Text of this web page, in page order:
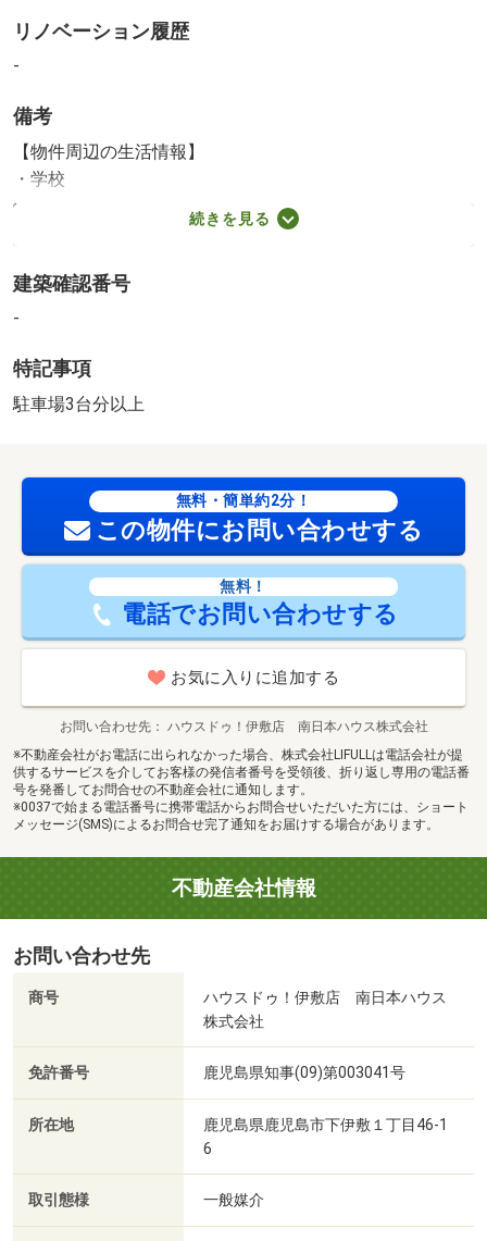
リノベーション履歴
-
備考
【物件周辺の生活情報】
・学校
伊敷台小学校（620m）、伊敷台中学校（1,100m）
・その他施設
公園（260m）、銀行（460m）、鹿児島伊敷台郵便局
●イチ押しポイント●・表面利回り８．２％（Ｒ８．４．１
８現在）・４部屋中３部屋賃貸中、１部屋空（Ｒ８．４．
徒歩８分（約６２０ｍ）・伊敷台中学校まで徒歩１４分
（約１１００ｍ）・しし座公園まで徒歩４分（約２６０
ｍ）・かに座公園まで徒歩５分（約３６０ｍ）・Ａコープ
いしき店まで徒歩６分（約４５０ｍ）・鹿児島伊敷台郵便
局まで徒歩６分（約４６０ｍ）・鹿児島銀行 伊敷ニュ
ータウン出張所まで徒歩６分（約４６０ｍ）・セブンイレ
ブン鹿児島伊敷台２丁目店まで徒歩７分（約４９０ｍ）・
ニシムタ伊敷ニュータウン店まで徒歩７分（約５５０
り備考】２ＬＤＫ 【駐車場備考】カースペース 【設
備・特記事項備考】専用トイレ
敷地面積：313.58m2
販売戸数：4戸
続きを見る
建築確認番号
-
特記事項
駐車場3台分以上
無料・簡単約2分！
この物件にお問い合わせする
無料！
電話でお問い合わせする
お気に入りに追加する
お問い合わせ先
ハウスドゥ！伊敷店 南日本ハウス株式会社
※不動産会社がお電話に出られなかった場合、株式会社LIFULLは電話会社が提
供するサービスを介してお客様の発信者番号を受領後、折り返し専用の電話番
号を発番してお問合せの不動産会社に通知します。
※0037で始まる電話番号に携帯電話からお問合せいただいた方には、ショート
メッセージ(SMS)によるお問合せ完了通知をお届けする場合があります。
不動産会社情報
お問い合わせ先
商号
ハウスドゥ！伊敷店 南日本ハウス
株式会社
免許番号 鹿児島県知事(09)第003041号
所在地
鹿児島県鹿児島市下伊敷１丁目46-1
6
取引態様 一般媒介